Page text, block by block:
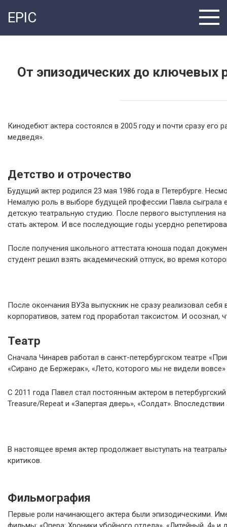
EPIC
От эпизодических до ключевых
Кинодебют актера состоялся в 2005 году и почти сразу его
медведя».
Детство и отрочество
Будущий актер родился 23 мая 1986 года в Петербурге.
Немалую роль в выборе будущей профессии Павла сыграла
детскую театральную студию. После первого выступления
стать актером. И все последующие годы усердно
После получения школьного аттестата юноша подал
студент решил взять академический отпуск, во время
После окончания ВУЗа выпускник не сразу реализовал
корпоративов, затем год проработал таксистом. И осознал,
Театр
Сначала Чинарев работал в санкт-петербургском театре
«Сирано де Бержерак», «Лето, которого мы не видели
С 2011 года Павел стал постоянным актером в
Treasure/Repeat и «Запертая дверь», «Солдат».
В настоящее время актер продолжает выступать на
критиков.
Фильмография
Первые роли начинающего актера были эпизодическими.